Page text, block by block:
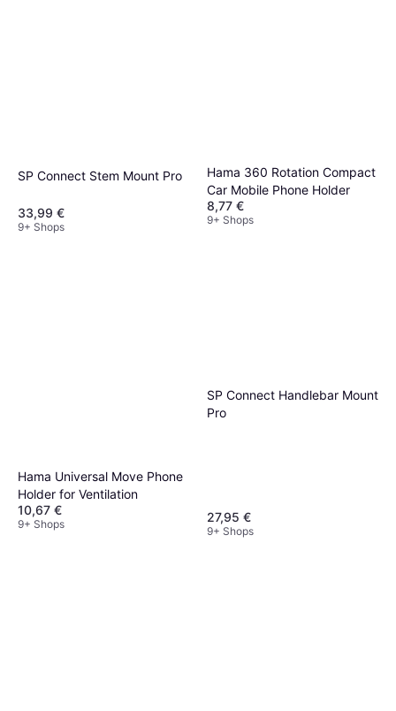
SP Connect Stem Mount Pro
33,99 €
9+ Shops
Hama 360 Rotation Compact
Car Mobile Phone Holder
8,77 €
9+ Shops
Hama Universal Move Phone
Holder for Ventilation
10,67 €
9+ Shops
SP Connect Handlebar Mount
Pro
27,95 €
9+ Shops